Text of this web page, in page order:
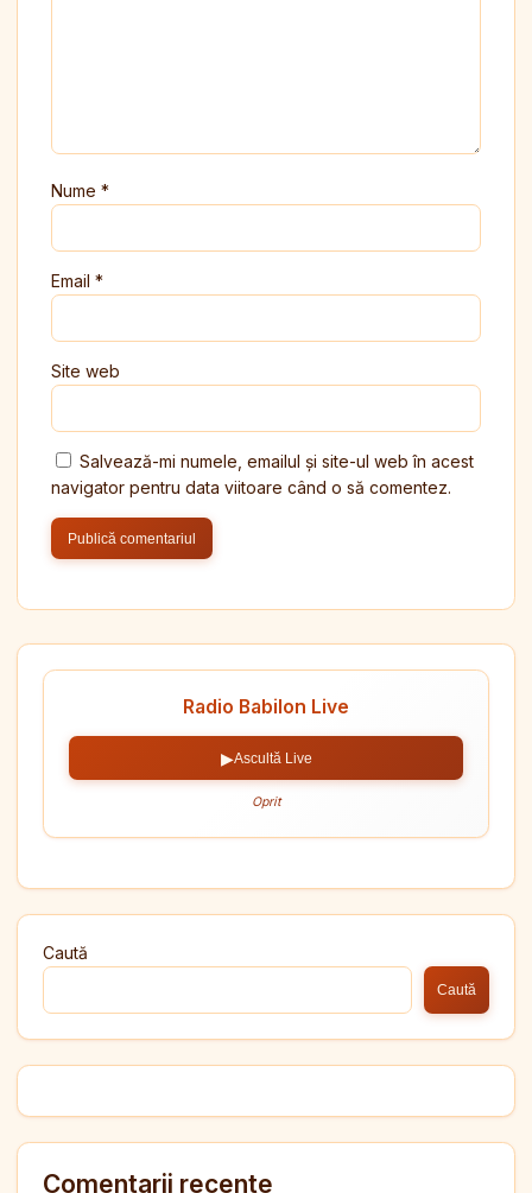
Nume *
Email *
Site web
Salvează-mi numele, emailul și site-ul web în acest
navigator pentru data viitoare când o să comentez.
Radio Babilon Live
▶Ascultă Live
Oprit
Caută
Caută
Comentarii recente